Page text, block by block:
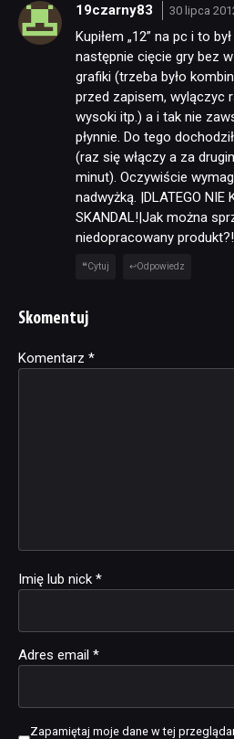
19czarny83 30 lipca
Kupiłem „12” na pc i to
następnie cięcie gry bez
grafiki (trzeba było
przed zapisem, wylączyc
wysoki itp.) a i tak nie
płynnie. Do tego
(raz się włączy a za
minut). Oczywiście
nadwyżką. |DLATEGO NIE
SKANDAL!|Jak można
niedopracowany
Cytuj Odpowiedz
Skomentuj
Komentarz *
Imię lub nick *
Adres email *
Zapamiętaj moje dane w tej
Alternative: